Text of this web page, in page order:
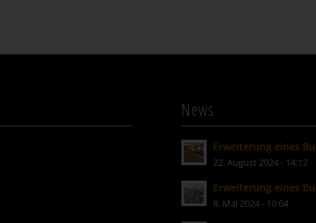
News
Erweiterung eines
22. August 2024 - 14:12
Erweiterung eines
8. Mai 2024 - 10:04